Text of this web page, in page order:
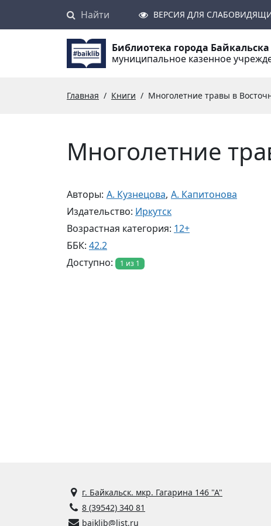
Многолетние
Авторы: А. Кузнецова, А. Капитонова
Издательство: Иркутск
Возрастная категория: 12+
ББК: 42.2
Доступно:
1 из 1
Поиск
Найти ВЕРСИЯ ДЛЯ
Библиотека города Байкальска
муниципальное казенное
Главная Книги Многолетние травы в
г. Байкальск. мкр. Гагарина 146 "А"
8 (39542) 340 81
baiklib@list.ru